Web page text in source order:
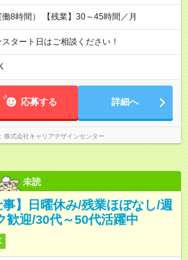
8時間） 【残業】30～45時間／月
ート日はご相談ください！
応募する 詳細へ
株式会社キャリアデザインセンター
未読
事】日曜休み/残業ほぼなし/週
歓迎/30代～50代活躍中